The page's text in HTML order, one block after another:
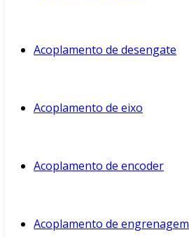
Acoplamento de desengate
Acoplamento de eixo
Acoplamento de encoder
Acoplamento de engrenagem